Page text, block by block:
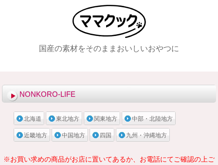
国産の素材をそのままおいしいおやつに
NONKORO-LIFE
北海道 東北地方 関東地方 中部・北陸地方
近畿地方 中国地方 四国 九州・沖縄地方
※お買い求めの商品がお店に置いてあるか、お電話にてご確認の上ご